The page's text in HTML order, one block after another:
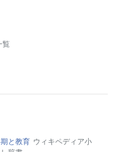
覧
と教育 ウィキペディア小